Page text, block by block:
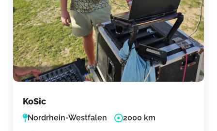
KoSic
Nordrhein-Westfalen
2000 km